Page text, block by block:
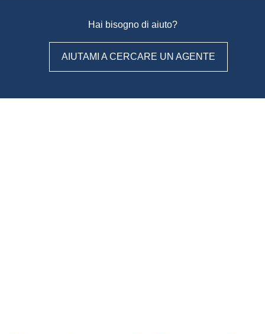
Hai bisogno di aiuto?
AIUTAMI A CERCARE UN AGENTE